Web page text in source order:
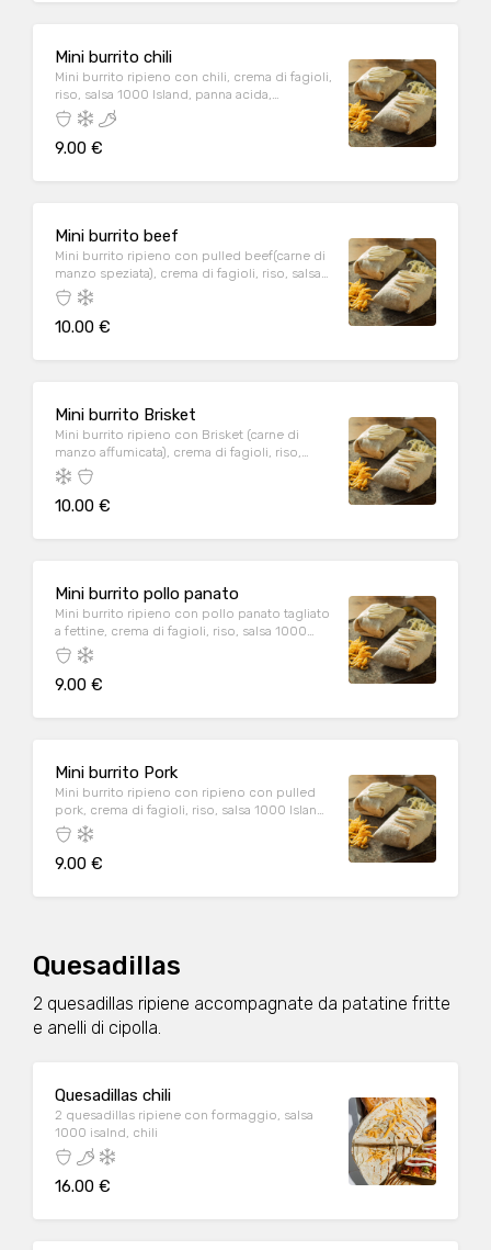
Mini burrito chili
Mini burrito ripieno con chili, crema di fagioli,
riso, salsa 1000 Island, panna acida,
formaggio.
9.00 €
Mini burrito beef
Mini burrito ripieno con pulled beef(carne di
manzo speziata), crema di fagioli, riso, salsa
1000 Island, panna acida, formaggio
10.00 €
Mini burrito Brisket
Mini burrito ripieno con Brisket (carne di
manzo affumicata), crema di fagioli, riso,
salsa 1000 Island, panna acida, formaggio
10.00 €
Mini burrito pollo panato
Mini burrito ripieno con pollo panato tagliato
a fettine, crema di fagioli, riso, salsa 1000
Island, panna acida, formaggio
9.00 €
Mini burrito Pork
Mini burrito ripieno con ripieno con pulled
pork, crema di fagioli, riso, salsa 1000 Island,
panna acida, formaggio
9.00 €
Quesadillas
2 quesadillas ripiene accompagnate da patatine fritte
e anelli di cipolla.
Quesadillas chili
2 quesadillas ripiene con formaggio, salsa
1000 isalnd, chili
16.00 €